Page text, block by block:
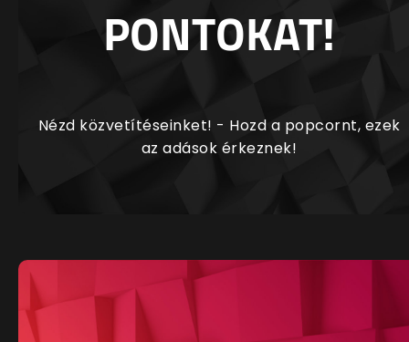
PONTOKAT!
Nézd közvetítéseinket! - Hozd a popcornt, ezek
az adások érkeznek!